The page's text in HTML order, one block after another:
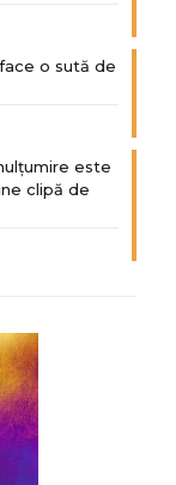
o sută de
este
clipă de